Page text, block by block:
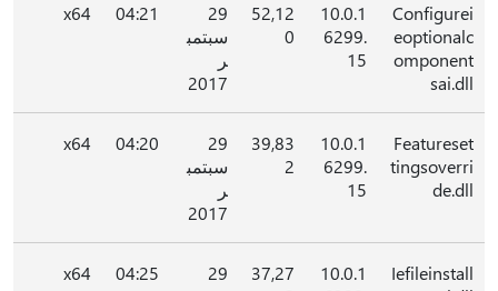
Configurei
eoptionalc
omponent
sai.dll
10.0.1
6299.
15
52,12
0
29
سبتمب
ر
2017
04:21
x64
Featureset
tingsoverri
de.dll
10.0.1
6299.
15
39,83
2
29
سبتمب
ر
2017
04:20
x64
Iefileinstall
10.0.1
37,27
29
04:25
x64